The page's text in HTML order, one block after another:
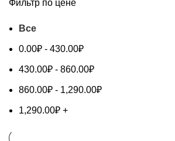
Фильтр по цене
Все
0.00₽ - 430.00₽
430.00₽ - 860.00₽
860.00₽ - 1,290.00₽
1,290.00₽ +